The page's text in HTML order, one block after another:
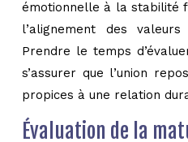
émotionnelle à la stabilité
l’alignement des
Prendre le temps
s’assurer que l’union
propices à une relation
Évaluation de la